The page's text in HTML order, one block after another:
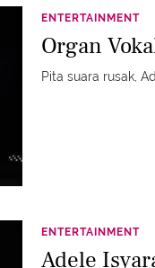
ENTERTAINMENT
Organ
Pita suara rusak,
ENTERTAINMENT
Adele